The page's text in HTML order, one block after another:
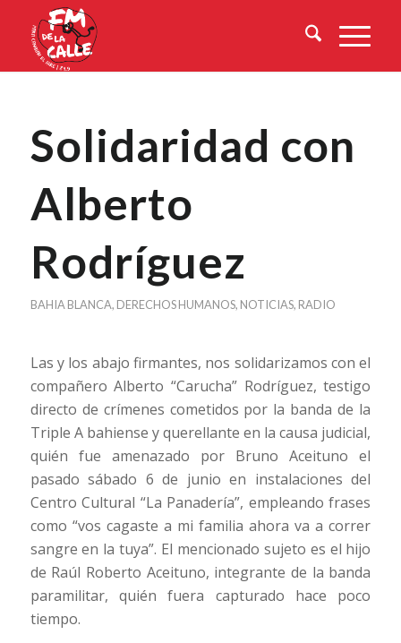
Solidaridad con
Alberto
Rodríguez
BAHIA BLANCA, DERECHOS HUMANOS, NOTICIAS, RADIO
Las y los abajo firmantes, nos solidarizamos con el
compañero Alberto “Carucha” Rodríguez, testigo
directo de crímenes cometidos por la banda de la
Triple A bahiense y querellante en la causa judicial,
quién fue amenazado por Bruno Aceituno el
pasado sábado 6 de junio en instalaciones del
Centro Cultural “La Panadería”, empleando frases
como “vos cagaste a mi familia ahora va a correr
sangre en la tuya”. El mencionado sujeto es el hijo
de Raúl Roberto Aceituno, integrante de la banda
paramilitar, quién fuera capturado hace poco
tiempo.